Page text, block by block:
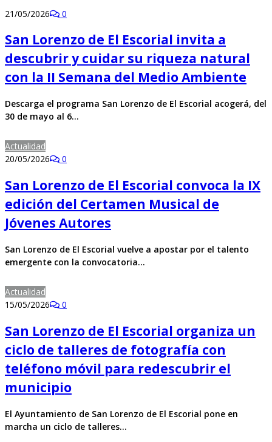
21/05/2026 0
San Lorenzo de El Escorial invita a
descubrir y cuidar su riqueza natural
con la II Semana del Medio Ambiente
Descarga el programa San Lorenzo de El Escorial acogerá, del
30 de mayo al 6…
Actualidad
20/05/2026
0
San Lorenzo de El Escorial convoca la IX
edición del Certamen Musical de
Jóvenes Autores
San Lorenzo de El Escorial vuelve a apostar por el talento
emergente con la convocatoria…
Actualidad
15/05/2026
0
San Lorenzo de El Escorial organiza un
ciclo de talleres de fotografía con
teléfono móvil para redescubrir el
municipio
El Ayuntamiento de San Lorenzo de El Escorial pone en
marcha un ciclo de talleres…